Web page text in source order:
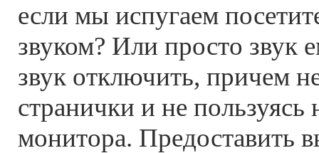
если мы испугаем
звуком? Или просто звук
звук отключить, причем
странички и не пользуясь
монитора. Предоставить